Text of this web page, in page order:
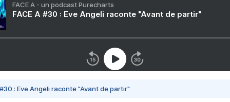
FACE A - un podcast Purecharts
FACE A #30 : Eve Angeli raconte "Avant de partir"
#30 : Eve Angeli raconte "Avant de partir"